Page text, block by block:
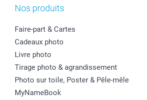
Nos produits
Faire-part & Cartes
Cadeaux photo
Livre photo
Tirage photo & agrandissement
Photo sur toile, Poster & Pêle-mêle
MyNameBook